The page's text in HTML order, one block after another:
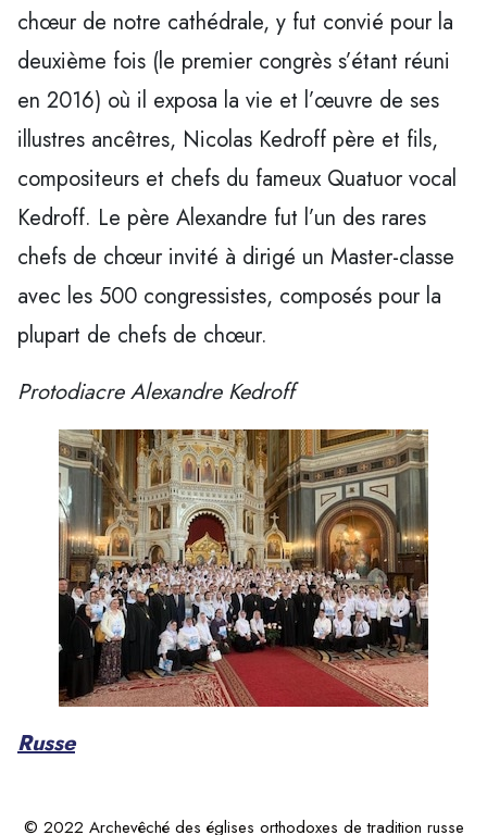
chœur de notre cathédrale, y fut convié pour la
deuxième fois (le premier congrès s’étant réuni
en 2016) où il exposa la vie et l’œuvre de ses
illustres ancêtres, Nicolas Kedroff père et fils,
compositeurs et chefs du fameux Quatuor vocal
Kedroff. Le père Alexandre fut l’un des rares
chefs de chœur invité à dirigé un Master-classe
avec les 500 congressistes, composés pour la
plupart de chefs de chœur.
Protodiacre Alexandre Kedroff
Russe
© 2022 Archevêché des églises orthodoxes de tradition russe